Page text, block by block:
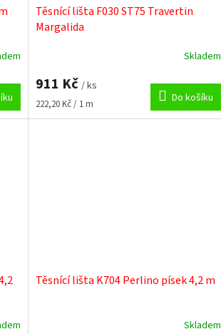
Těsnící lišta F030 ST75 Travertin
Margalida
Skladem
911 Kč / ks
Měrná
cena:
222,20 Kč / 1 m Do košíku
Těsnící lišta K704 Perlino písek 4,2 m
Skladem